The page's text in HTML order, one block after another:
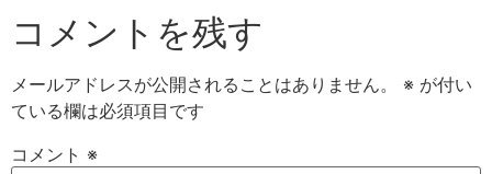
コメントを残す
メールアドレスが公開されることはありません。 ※ が付い
ている欄は必須項目です
コメント ※